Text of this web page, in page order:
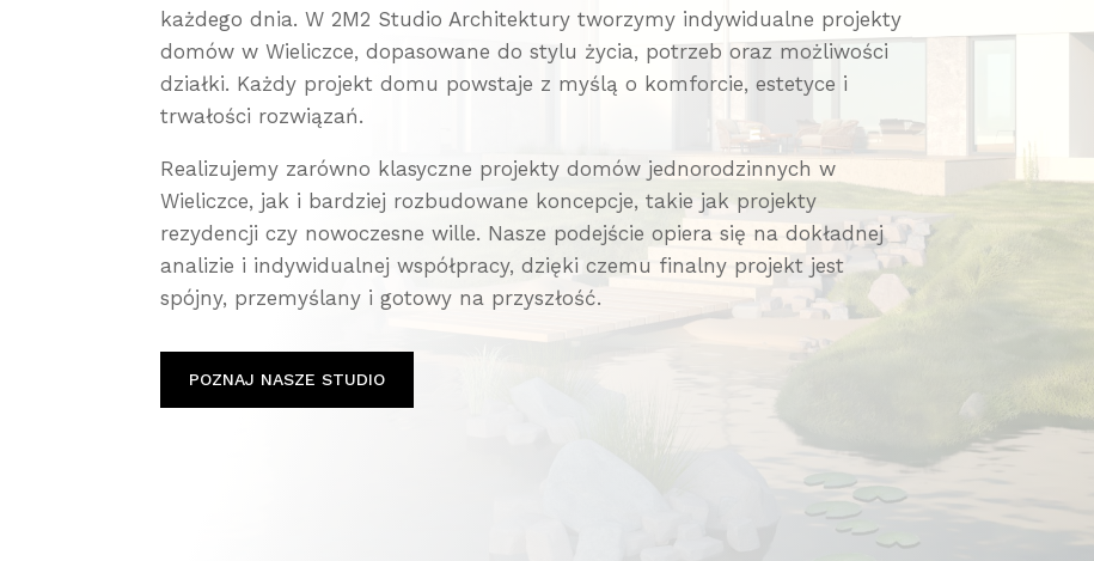
każdego dnia. W 2M2 Studio Architektury tworzymy indywidualne projekty
domów w Wieliczce, dopasowane do stylu życia, potrzeb oraz możliwości
działki. Każdy projekt domu powstaje z myślą o komforcie, estetyce i
trwałości rozwiązań.
Realizujemy zarówno klasyczne projekty domów jednorodzinnych w
Wieliczce, jak i bardziej rozbudowane koncepcje, takie jak projekty
rezydencji czy nowoczesne wille. Nasze podejście opiera się na dokładnej
analizie i indywidualnej współpracy, dzięki czemu finalny projekt jest
spójny, przemyślany i gotowy na przyszłość.
POZNAJ NASZE STUDIO